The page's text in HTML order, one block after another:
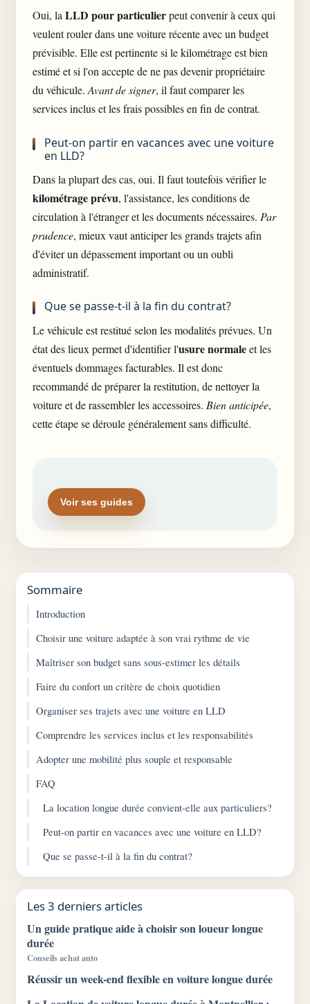
Oui, laLLD pour particulierpeut convenir à ceux qui
veulent rouler dans une voiture récente avec un budget
prévisible. Elle est pertinente si le kilométrage est bien
estimé et si l'on accepte de ne pas devenir propriétaire
du véhicule.Avant de signer, il faut comparer les
services inclus et les frais possibles en fin de contrat.
Peut-on partir en vacances avec une voiture
en LLD?
Dans la plupart des cas, oui. Il faut toutefois vérifier le
kilométrage prévu, l'assistance, les conditions de
circulation à l'étranger et les documents nécessaires. Par
prudence, mieux vaut anticiper les grands trajets afin
d'éviter un dépassement important ou un oubli
administratif.
Que se passe-t-il à la fin du contrat?
Le véhicule est restitué selon les modalités prévues. Un
état des lieux permet d'identifier l'usure normaleet les
éventuels dommages facturables. Il est donc
recommandé de préparer la restitution, de nettoyer la
voiture et de rassembler les accessoires. Bien anticipée,
cette étape se déroule généralement sans difficulté.
Voir ses guides
Sommaire
Introduction
Choisir une voiture adaptée à son vrai rythme de vie
Maîtriser son budget sans sous-estimer les détails
Faire du confort un critère de choix quotidien
Organiser ses trajets avec une voiture en LLD
Comprendre les services inclus et les responsabilités
Adopter une mobilité plus souple et responsable
FAQ
La location longue durée convient-elle aux particuliers?
Peut-on partir en vacances avec une voiture en LLD?
Que se passe-t-il à la fin du contrat?
Les 3 derniers articles
Un guide pratique aide à choisir son loueur longue
durée
Conseils achat auto
Réussir un week-end flexible en voiture longue durée